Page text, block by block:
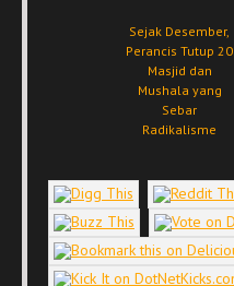
Sejak Desember,
Perancis Tutup 20
Masjid dan
Mushala yang
Sebar
Radikalisme